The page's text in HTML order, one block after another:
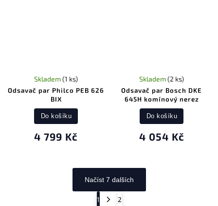
Odsavač par Philco PEB 626
BIX
Skladem(1 ks)
4 799 Kč
Do košíku
Odsavač par Bosch DKE
645H komínový nerez
Skladem(2 ks)
4 054 Kč
Do košíku
Načíst 7 dalších
1 2